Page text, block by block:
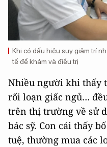
Khi có dấu hiệu suy giảm trí
tế để khám và điều trị
Nhiều người khi thấy
rối loạn giấc ngủ…
trên thị trường về sử
bác sỹ. Con cái thấy
tuệ, thường mua các